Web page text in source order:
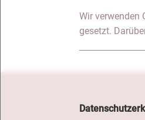
Wir verwenden
gesetzt.